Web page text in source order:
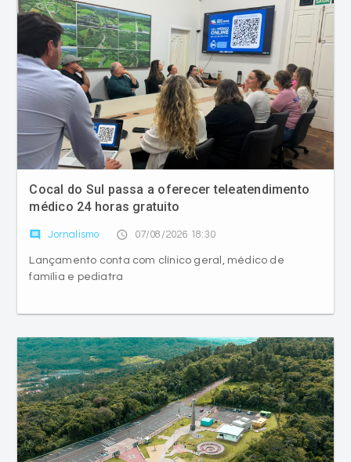
Cocal do Sul passa a oferecer teleatendimento
médico 24 horas gratuito
comment Jornalismo access_time 07/08/2026 18:30
Lançamento conta com clínico geral, médico de
família e pediatra